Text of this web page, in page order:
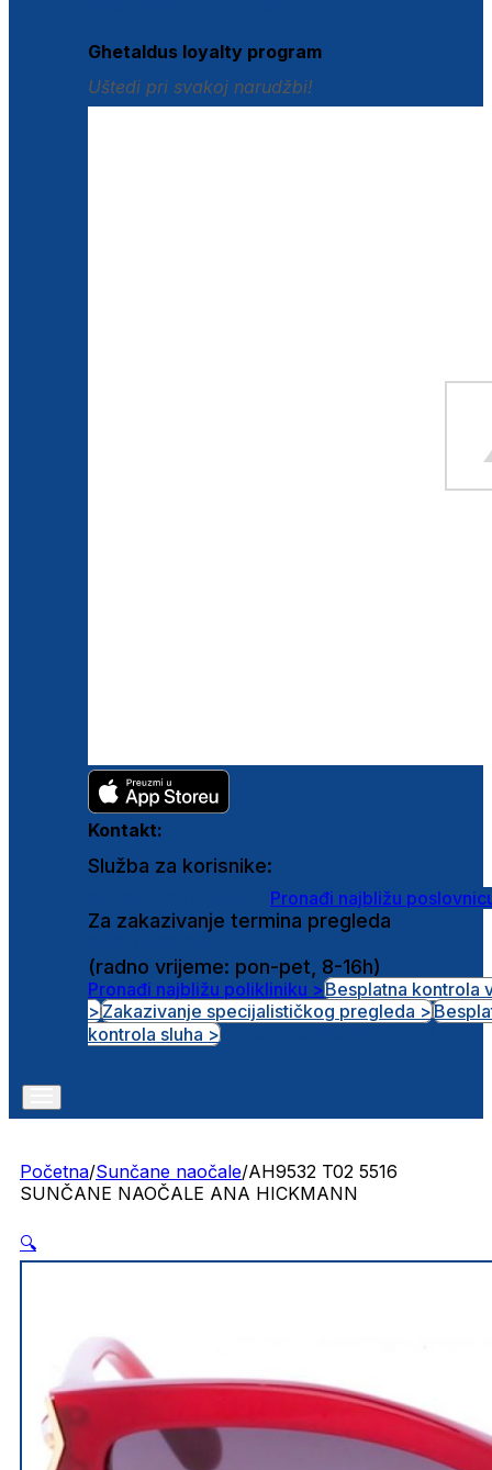
Ghetaldus loyalty program
Uštedi pri svakoj narudžbi!
Kontakt:
Služba za korisnike:
Pronađi najbližu
Za zakazivanje termina pregleda
(radno vrijeme: pon-pet, 8-16h)
Pronađi najbližu polikliniku >Besplatna kontrola
>Zakazivanje specijalističkog pregleda >
kontrola sluha >
Početna/Sunčane naočale/AH9532 T02 5516
SUNČANE NAOČALE ANA HICKMANN
🔍